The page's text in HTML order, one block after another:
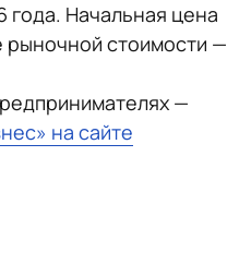
года. Начальная цена
рыночной стоимости —
—
на сайте